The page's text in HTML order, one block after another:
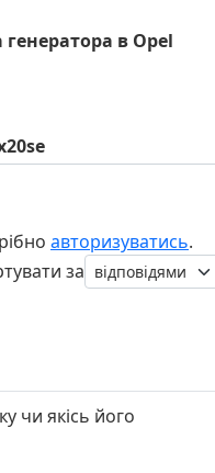
в Opel
авторизуватись.
за
чи якісь його